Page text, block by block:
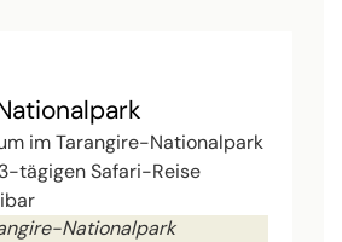
Nationalpark